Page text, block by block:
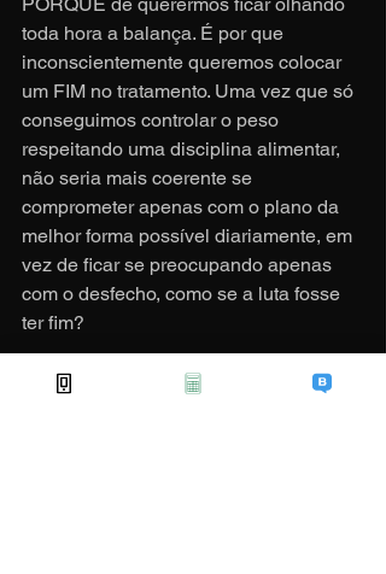
toda hora a balança. É por que
inconscientemente queremos colocar
um FIM no tratamento. Uma vez que só
conseguimos controlar o peso
respeitando uma disciplina alimentar,
não seria mais coerente se
comprometer apenas com o plano da
melhor forma possível diariamente, em
vez de ficar se preocupando apenas
com o desfecho, como se a luta fosse
ter fim?
#euestounocontrole#obesidade #peso